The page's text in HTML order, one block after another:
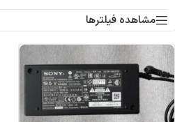
مشاهده فیلترها